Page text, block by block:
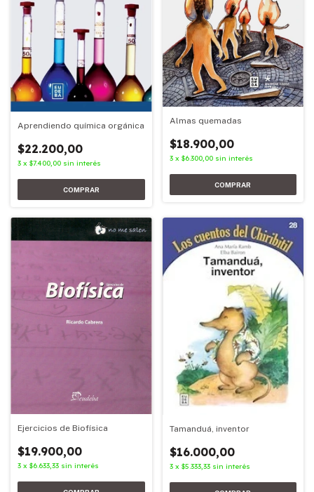
Aprendiendo química orgánica
$22.200,00
3 x $7.400,00 sin interés
Almas quemadas
$18.900,00
3 x $6.300,00 sin interés
Ejercicios de Biofísica
$19.900,00
3 x $6.633,33 sin interés
Tamanduá, inventor
$16.000,00
3 x $5.333,33 sin interés